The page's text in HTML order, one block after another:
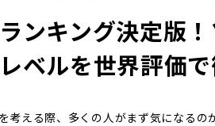
ンキング決定版
ベルを世界評価
考える際、多くの人がまず気になる